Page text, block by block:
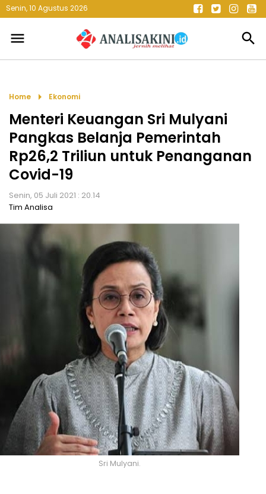
Senin, 10 Agustus 2026
menu search
Home arrow_right Ekonomi
Menteri Keuangan Sri Mulyani
Pangkas Belanja Pemerintah
Rp26,2 Triliun untuk Penanganan
Covid-19
Senin, 05 Juli 2021 : 20.14
Tim Analisa
Sri Mulyani.